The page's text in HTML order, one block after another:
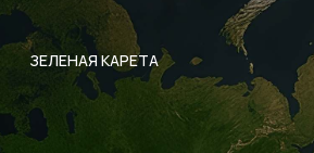
ЗЕЛЕНАЯ КАРЕТА